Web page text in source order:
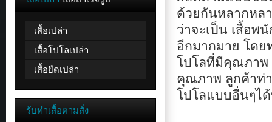
ด้วยกันหลากหล
ว่าจะเป็น เสื้อพ
อีกมากมาย โดย
โปโลที่มีคุณภาพ
คุณภาพ ลูกค้าท่า
โปโลแบบอื่นๆไ
เสื้อเปล่า
เสื้อโปโลเปล่า
เสื้อยืดเปล่า
รับทำเสื้อตามสั่ง